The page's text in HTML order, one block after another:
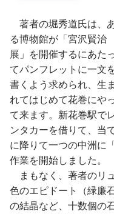
著者の堀秀道氏は、
る博物館が「宮沢賢治
展」を開催するにあた
てパンフレットに一文
書くよう求められ、生ま
れてはじめて花巻にや
て来ます。新花巻駅で
ンタカーを借りて、当
に降りて一つの中洲に
作業を開始しました。
まもなく、著者のリ
色のエピドート（緑廉
の結晶など、十数個の